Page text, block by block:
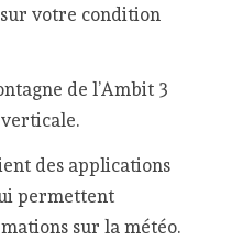
votre condition
de l’Ambit 3
verticale.
des applications
permettent
sur la météo.